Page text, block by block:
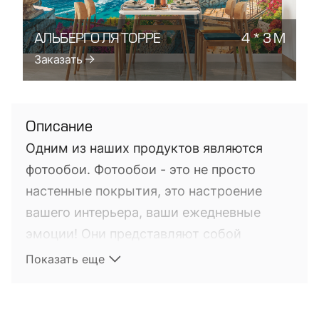
АЛЬБЕРГО ЛЯ ТОРРЕ 4 * 3 М
Заказать
Описание
Одним из наших продуктов являются
фотообои. Фотообои - это не просто
настенные покрытия, это настроение
вашего интерьера, ваши ежедневные
эмоции! Они представляют собой
фотопечать на настенных покрытиях. Это
Показать еще